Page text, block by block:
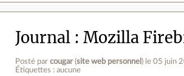
Journal Mozilla
Posté parcougar (site web personnel ) le 05 juin
Étiquettes : aucune